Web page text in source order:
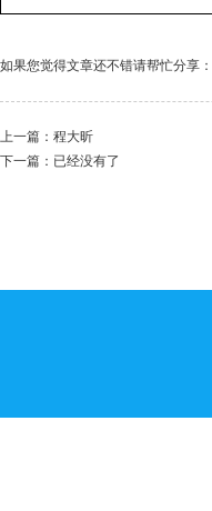
如果您觉得文章还不错请帮忙分享：
上一篇： 程大昕
下一篇：已经没有了